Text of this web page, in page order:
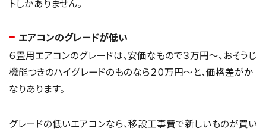
トしかありません。
エアコンのグレードが低い
６畳用エアコンのグレードは、安価なもので３万円～、おそうじ
機能つきのハイグレードのものなら２０万円～と、価格差がか
なりあります。
グレードの低いエアコンなら、移設工事費で新しいものが買い